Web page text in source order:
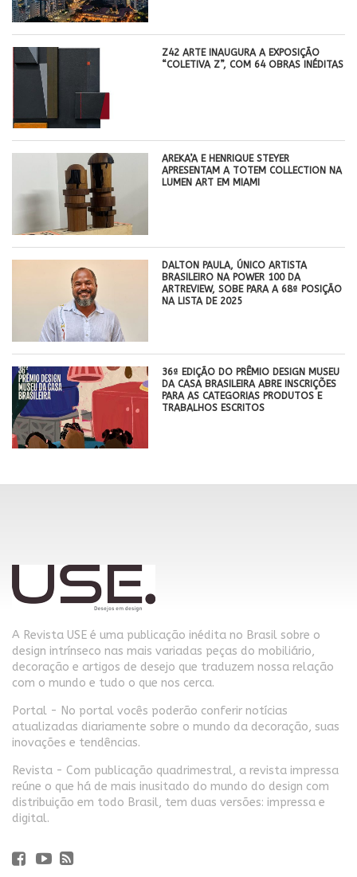
Z42 ARTE INAUGURA A EXPOSIÇÃO
“COLETIVA Z”, COM 64 OBRAS INÉDITAS
AREKA’A E HENRIQUE STEYER
APRESENTAM A TOTEM COLLECTION NA
LUMEN ART EM MIAMI
DALTON PAULA, ÚNICO ARTISTA
BRASILEIRO NA POWER 100 DA
ARTREVIEW, SOBE PARA A 68ª POSIÇÃO
NA LISTA DE 2025
36ª EDIÇÃO DO PRÊMIO DESIGN MUSEU
DA CASA BRASILEIRA ABRE INSCRIÇÕES
PARA AS CATEGORIAS PRODUTOS E
TRABALHOS ESCRITOS
A Revista USE é uma publicação inédita no Brasil sobre o
design intrínseco nas mais variadas peças do mobiliário,
decoração e artigos de desejo que traduzem nossa relação
com o mundo e tudo o que nos cerca.
Portal - No portal vocês poderão conferir notícias
atualizadas diariamente sobre o mundo da decoração, suas
inovações e tendências.
Revista - Com publicação quadrimestral, a revista impressa
reúne o que há de mais inusitado do mundo do design com
distribuição em todo Brasil, tem duas versões: impressa e
digital.